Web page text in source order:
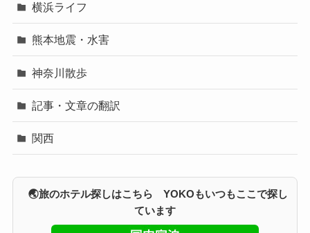
横浜ライフ
熊本地震・水害
神奈川散歩
記事・文章の翻訳
関西
🌏旅のホテル探しはこちら YOKOもいつもここで探し
ています